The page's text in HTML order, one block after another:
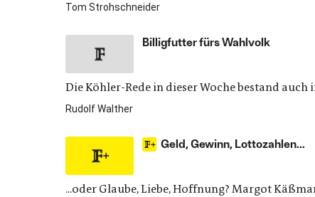
Tom Strohschneider
Billigfutter fürs Wahlvolk
Die Köhler-Rede in dieser Woche bestand
Rudolf Walther
Geld, Gewinn, Lottozahlen...
...oder Glaube, Liebe, Hoffnung? Margot